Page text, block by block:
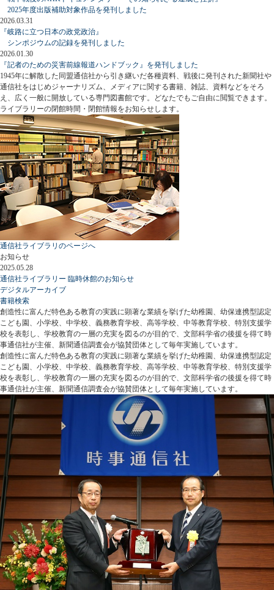
2025年度出版補助対象作品を発刊しました
2026.03.31
『岐路に立つ日本の政党政治』
シンポジウムの記録を発刊しました
2026.01.30
『記者のための災害前線報道ハンドブック』を発刊しました
1945年に解散した同盟通信社から引き継いだ各種資料、戦後に発刊された新聞社や
通信社をはじめジャーナリズム、メディアに関する書籍、雑誌、資料などをそろ
え、広く一般に開放している専門図書館です。どなたでもご自由に閲覧できます。
ライブラリーの閉館時間・閉館情報をお知らせします。
通信社ライブラリのページへ
お知らせ
2025.05.28
通信社ライブラリー 臨時休館のお知らせ
デジタルアーカイブ
書籍検索
創造性に富んだ特色ある教育の実践に顕著な業績を挙げた幼稚園、幼保連携型認定
こども園、小学校、中学校、義務教育学校、高等学校、中等教育学校、特別支援学
校を表彰し、学校教育の一層の充実を図るのが目的で、文部科学省の後援を得て時
事通信社が主催、新聞通信調査会が協賛団体として毎年実施しています。
創造性に富んだ特色ある教育の実践に顕著な業績を挙げた幼稚園、幼保連携型認定
こども園、小学校、中学校、義務教育学校、高等学校、中等教育学校、特別支援学
校を表彰し、学校教育の一層の充実を図るのが目的で、文部科学省の後援を得て時
事通信社が主催、新聞通信調査会が協賛団体として毎年実施しています。